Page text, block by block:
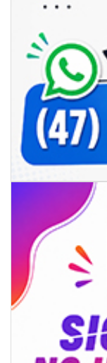
06/08/2026 | 07:00
Secretaria de Cultura
modalidades para a
BALNEÁRIO